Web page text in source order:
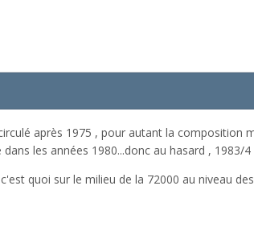
après 1975 , pour autant la composition
les années 1980...donc au hasard , 1983/4
quoi sur le milieu de la 72000 au niveau